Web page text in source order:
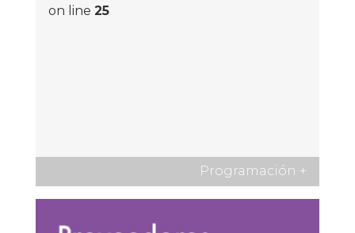
on line 25
Programación +